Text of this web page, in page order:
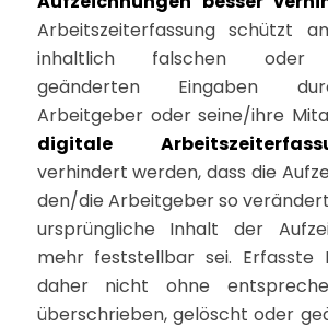
Arbeitszeiterfassung schützt
inhaltlich falschen oder
geänderten Eingaben
Arbeitgeber oder seine/ihre
digitale
verhindert werden, dass die
den/die Arbeitgeber so
ursprüngliche Inhalt der
mehr feststellbar sei. Erfasste
daher nicht ohne
überschrieben, gelöscht oder